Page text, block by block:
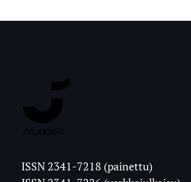
Ylioppilaslehti
ISSN 2341-7218 (painettu)